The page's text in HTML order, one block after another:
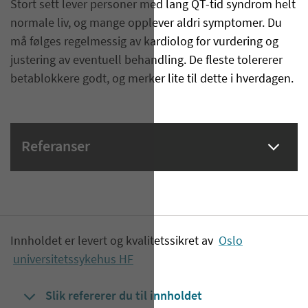
Stort sett lever personer med lang QT-tid syndrom helt
normale liv, og mange opplever aldri symptomer. Du
må følges regelmessig av kardiolog for vurdering og
justering av eventuell behandling. De fleste tolererer
betablokkere godt, og merker lite til dette i hverdagen.
Referanser
Innholdet er levert og kvalitetssikret av Oslo
universitetssykehus HF
Slik refererer du til innholdet